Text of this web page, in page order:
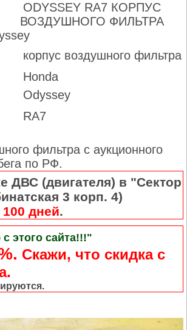
ODYSSEY RA7 КОРПУС
ВОЗДУШНОГО ФИЛЬТРА
корпус воздушного фильтра
Honda
Odyssey
RA7
фильтра с аукционного
по РФ.
ДВС (двигателя) в "Сектор
3 корп. 4)
100 дней.
этого сайта!!!"
Cкажи, что скидка с